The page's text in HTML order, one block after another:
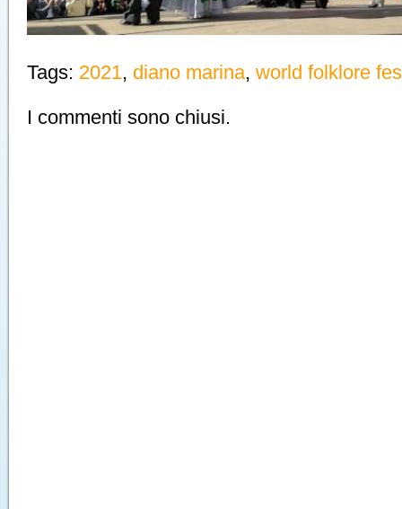
Tags: 2021, diano marina, world folklore
I commenti sono chiusi.